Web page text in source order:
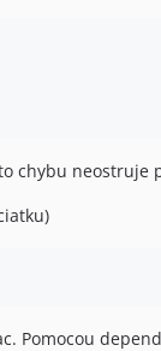
chybu neostruje
Pomocou